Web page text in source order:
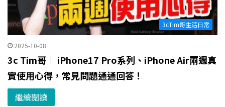
3cTim哥生活日常
2025-10-08
3c Tim哥｜ iPhone17 Pro系列、iPhone Air兩週真
實使用心得，常見問題通通回答！
繼續閱讀